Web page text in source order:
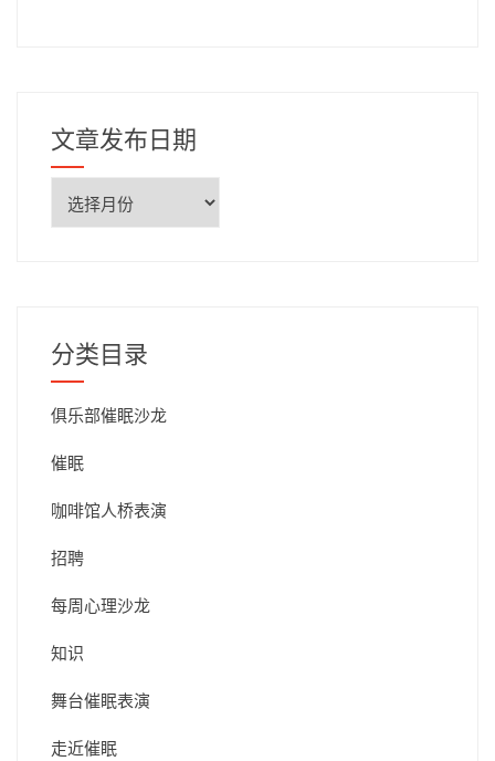
文章发布日期
期
分类目录
俱乐部催眠沙龙
催眠
咖啡馆人桥表演
招聘
每周心理沙龙
知识
舞台催眠表演
走近催眠